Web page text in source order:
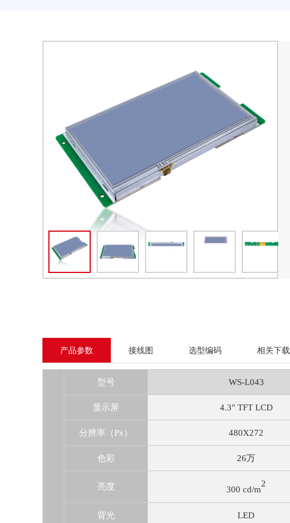
产品参数 接线图 选型编码 相关下载
型号 WS-L043
显示屏 4.3" TFT LCD
分辨率（Px） 480X272
色彩 26万
亮度 300 cd/m
2
背光 LED